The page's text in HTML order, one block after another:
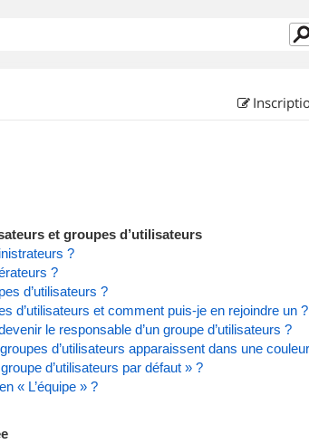
et groupes d’utilisateurs
?
?
d’utilisateurs ?
d’utilisateurs et comment puis-je en rejoindre un ?
le responsable d’un groupe d’utilisateurs ?
d’utilisateurs apparaissent dans une
d’utilisateurs par défaut » ?
« L’équipe » ?